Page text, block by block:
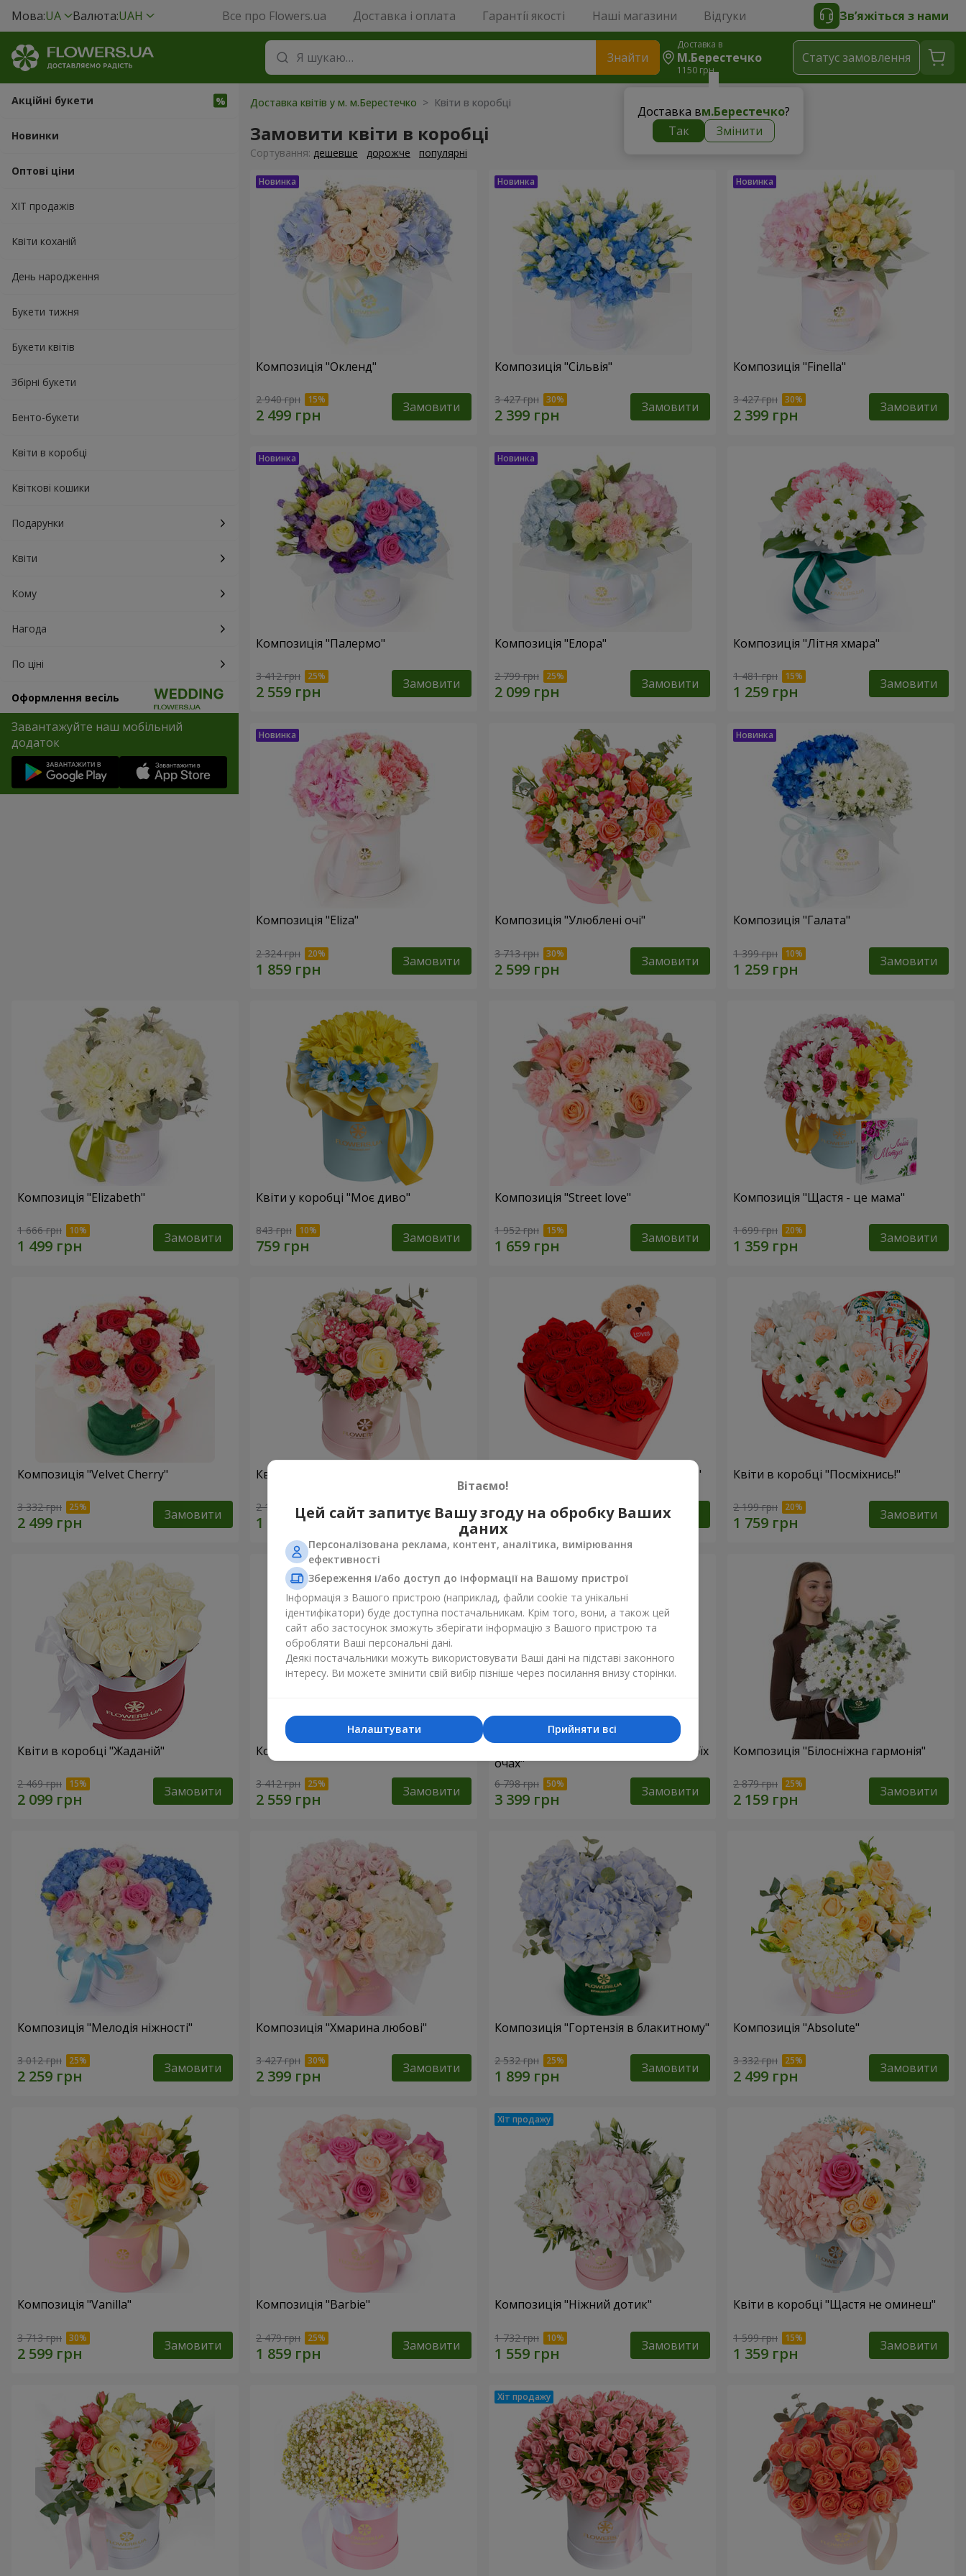
Мова:UA Валюта:UAH Все про Flowers.ua Доставка і оплата Гарантії якості Наші магазини Відгуки Зв’яжіться з нами
Знайти
Доставка в
М.Берестечко
1150 грн
Доставка вм.Берестечко?
Так
Змінити
Статус замовлення
Акційні букети
Новинки
Оптові ціни
ХІТ продажів
Квіти коханій
День народження
Букети тижня
Букети квітів
Збірні букети
Бенто-букети
Квіти в коробці
Квіткові кошики
Подарунки
Квіти
Кому
Нагода
По ціні
Оформлення весіль
Завантажуйте наш мобільний
додаток
Доставка квітів у м. м.Берестечко > Квіти в коробці
Замовити квіти в коробці
Сортування: дешевше дорожче популярні
Композиція "Окленд"
2 940 грн Замовити
Композиція "Сільвія"
3 427 грн Замовити
Композиція "Finella"
3 427 грн Замовити
Композиція "Палермо"
3 412 грн Замовити
Композиція "Елора"
2 799 грн Замовити
Композиція "Літня хмара"
1 481 грн Замовити
Композиція "Eliza"
2 324 грн Замовити
Композиція "Улюблені очі"
3 713 грн Замовити
Композиція "Галата"
1 399 грн Замовити
Композиція "Elizabeth"
1 666 грн Замовити
Квіти у коробці "Моє диво"
843 грн Замовити
Композиція "Street love"
1 952 грн Замовити
Композиція "Щастя - це мама"
1 699 грн Замовити
Композиція "Velvet Cherry"
3 332 грн Замовити
Квіти в коробці "Помпадур"
2 199 грн Замовити
Композиція "Зворушливий презент"
2 332 грн Замовити
Квіти в коробці "Посміхнись!"
2 199 грн Замовити
Квіти в коробці "Жаданій"
2 469 грн Замовити
Композиція "Lady in Red"
3 412 грн Замовити
Композиція в коробці "Любов в твоїх
очах"
6 798 грн Замовити
Композиція "Білосніжна гармонія"
2 879 грн Замовити
Композиція "Мелодія ніжності"
3 012 грн Замовити
Композиція "Хмарина любові"
3 427 грн Замовити
Композиція "Гортензія в блакитному"
2 532 грн Замовити
Композиція "Absolute"
3 332 грн Замовити
Композиція "Vanilla"
3 713 грн Замовити
Композиція "Barbie"
2 479 грн Замовити
Композиція "Ніжний дотик"
1 732 грн Замовити
Квіти в коробці "Щастя не оминеш"
1 599 грн Замовити
Вітаємо!
Цей сайт запитує Вашу згоду на обробку Ваших
даних
Персоналізована реклама, контент, аналітика, вимірювання
ефективності
Збереження і/або доступ до інформації на Вашому пристрої
Інформація з Вашого пристрою (наприклад, файли cookie та унікальні
ідентифікатори) буде доступна постачальникам. Крім того, вони, а також цей
сайт або застосунок зможуть зберігати інформацію з Вашого пристрою та
обробляти Ваші персональні дані.
Деякі постачальники можуть використовувати Ваші дані на підставі законного
інтересу. Ви можете змінити свій вибір пізніше через посилання внизу сторінки.
Прийняти всі
Налаштувати